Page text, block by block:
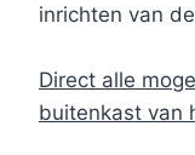
inrichten van
Direct alle
buitenkast van